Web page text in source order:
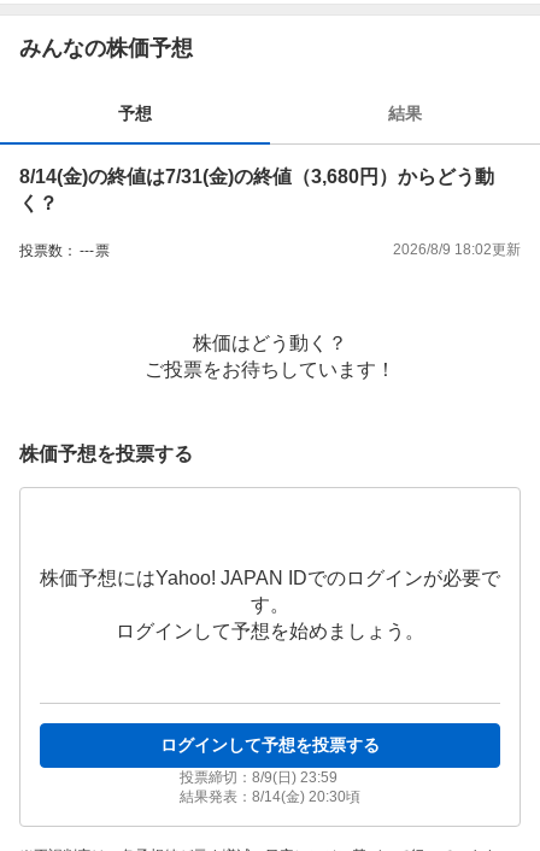
みんなの株価予想
予想 結果
8/14(金)の終値は7/31(金)の終値（3,680円）からどう動
く？
投票数： ---票 2026/8/9 18:02更新
株価はどう動く？
ご投票をお待ちしています！
株価予想を投票する
株価予想にはYahoo! JAPAN IDでのログインが必要で
す。
ログインして予想を始めましょう。
ログインして予想を投票する
投票締切： 8/9(日) 23:59
結果発表： 8/14(金) 20:30頃